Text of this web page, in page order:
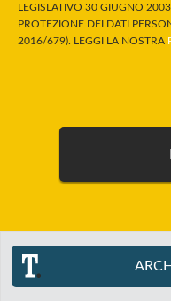
LEGISLATIVO 30 GIUGNO
PROTEZIONE DEI DATI
2016/679). LEGGI LA NOSTRA